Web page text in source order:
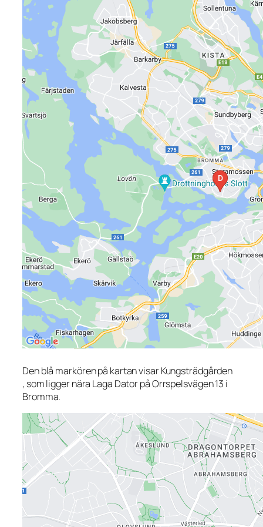
Den blå markören på kartan visar Kungsträdgården
, som ligger nära Laga Dator på Orrspelsvägen 13 i
Bromma.